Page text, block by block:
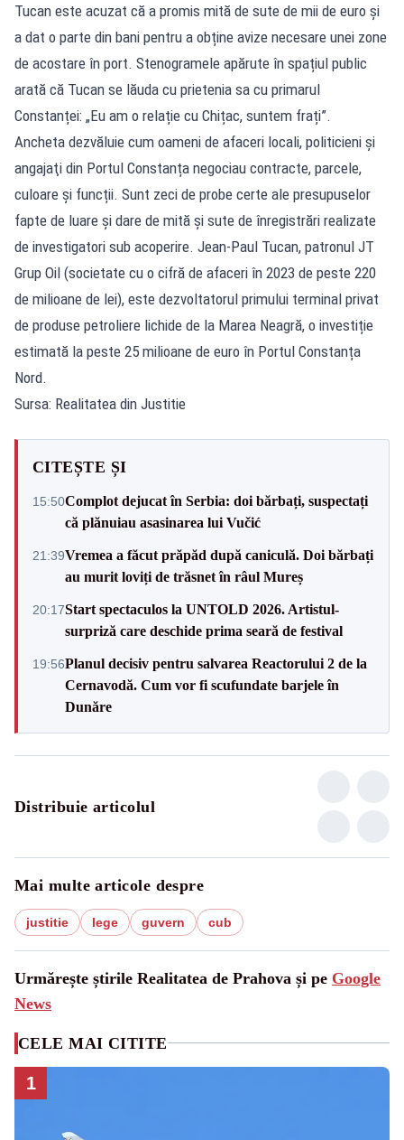
Tucan este acuzat că a promis mită de sute de mii de euro și
a dat o parte din bani pentru a obține avize necesare unei zone
de acostare în port. Stenogramele apărute în spațiul public
arată că Tucan se lăuda cu prietenia sa cu primarul
Constanței: „Eu am o relație cu Chițac, suntem frați”.
Ancheta dezvăluie cum oameni de afaceri locali, politicieni şi
angajaţi din Portul Constanța negociau contracte, parcele,
culoare şi funcții. Sunt zeci de probe certe ale presupuselor
fapte de luare şi dare de mită și sute de înregistrări realizate
de investigatori sub acoperire. Jean-Paul Tucan, patronul JT
Grup Oil (societate cu o cifră de afaceri în 2023 de peste 220
de milioane de lei), este dezvoltatorul primului terminal privat
de produse petroliere lichide de la Marea Neagră, o investiție
estimată la peste 25 milioane de euro în Portul Constanța
Nord.
Sursa: Realitatea din Justitie
CITEȘTE ȘI
15:50Complot dejucat în Serbia: doi bărbați, suspectați
că plănuiau asasinarea lui Vučić
21:39Vremea a făcut prăpăd după caniculă. Doi bărbați
au murit loviți de trăsnet în râul Mureș
20:17Start spectaculos la UNTOLD 2026. Artistul-
surpriză care deschide prima seară de festival
19:56Planul decisiv pentru salvarea Reactorului 2 de la
Cernavodă. Cum vor fi scufundate barjele în
Dunăre
Distribuie articolul
Mai multe articole despre
justitie lege guvern cub
Urmărește știrile Realitatea de Prahova și pe Google
News
CELE MAI CITITE
1